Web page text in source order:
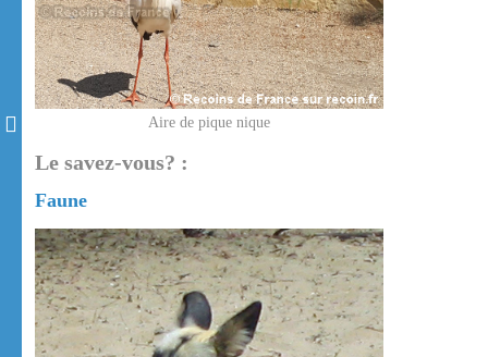
Aire de pique nique
Le savez-vous? :
Faune